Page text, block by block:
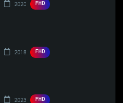
2020 FHD
2018 FHD
2023 FHD